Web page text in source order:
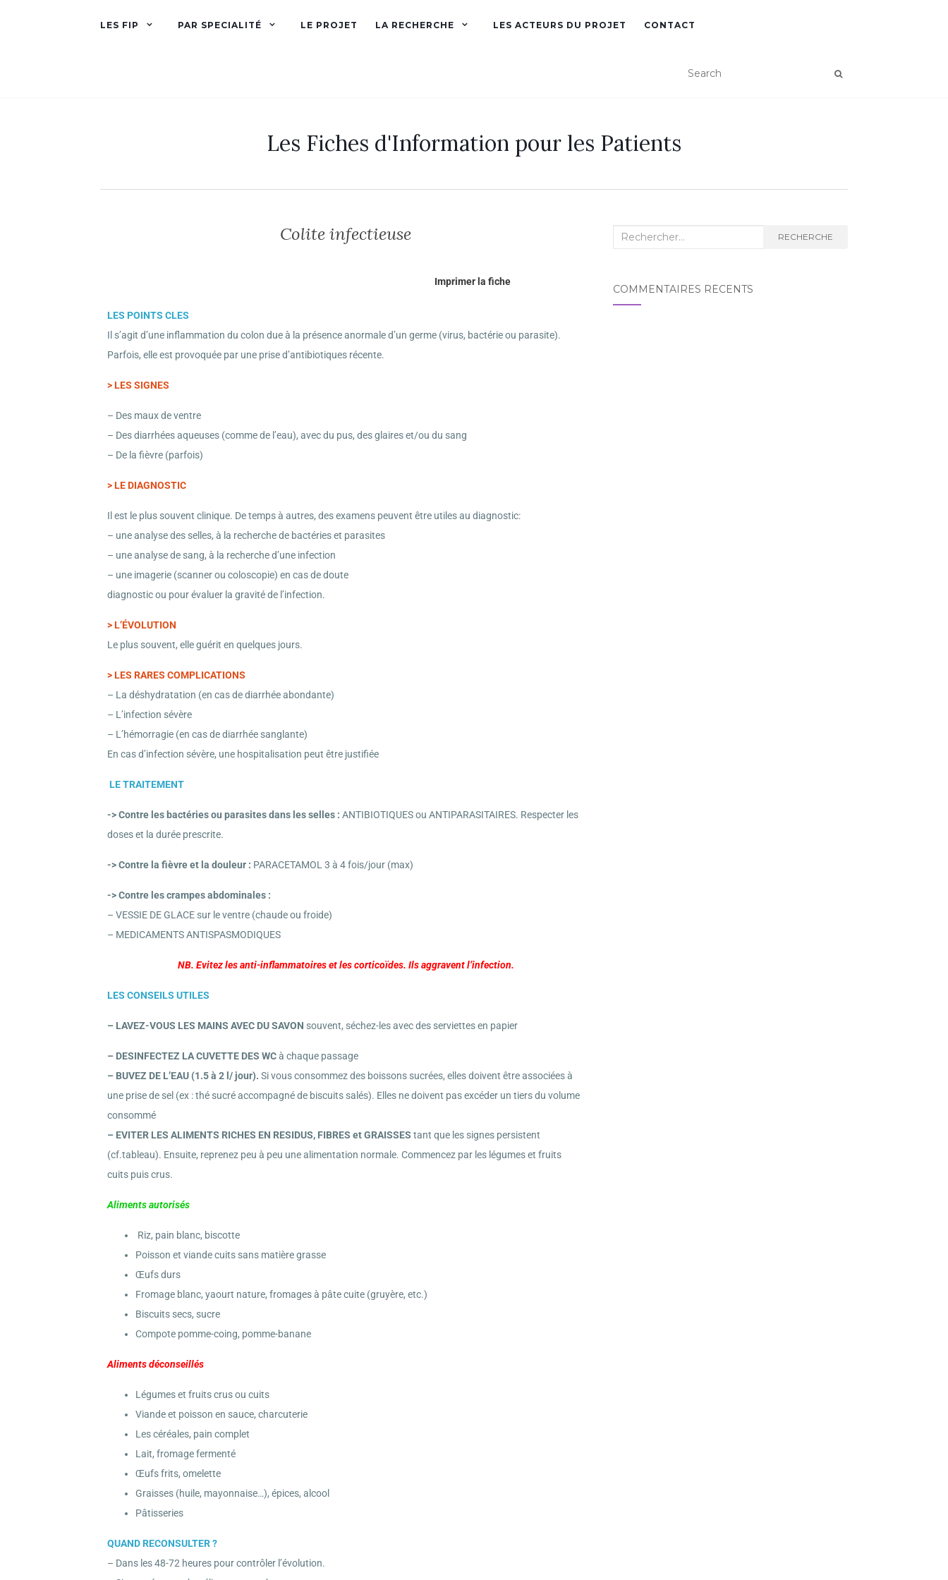
LES FIP PAR SPECIALITÉ LE PROJET LA RECHERCHE LES ACTEURS DU PROJET CONTACT
Les Fiches d'Information pour les Patients
Colite infectieuse
Imprimer la fiche
LES POINTS CLES
Il s’agit d’une inflammation du colon due à la présence anormale d’un germe (virus, bactérie ou parasite).
Parfois, elle est provoquée par une prise d’antibiotiques récente.
> LES SIGNES
– Des maux de ventre
– Des diarrhées aqueuses (comme de l’eau), avec du pus, des glaires et/ou du sang
– De la fièvre (parfois)
>LE DIAGNOSTIC
Il est le plus souvent clinique. De temps à autres, des examens peuvent être utiles au diagnostic:
– une analyse des selles, à la recherche de bactéries et parasites
– une analyse de sang, à la recherche d’une infection
– une imagerie (scanner ou coloscopie) en cas de doute
diagnostic ou pour évaluer la gravité de l’infection.
>L’ÉVOLUTION
Le plus souvent, elle guérit en quelques jours.
>LES RARES COMPLICATIONS
– La déshydratation (en cas de diarrhée abondante)
– L’infection sévère
– L’hémorragie (en cas de diarrhée sanglante)
En cas d’infection sévère, une hospitalisation peut être justifiée
LE TRAITEMENT
-> Contre les bactéries ou parasites dans les selles : ANTIBIOTIQUES ou ANTIPARASITAIRES. Respecter les
doses et la durée prescrite.
-> Contre la fièvre et la douleur : PARACETAMOL 3 à 4 fois/jour (max)
-> Contre les crampes abdominales :
– VESSIE DE GLACE sur le ventre (chaude ou froide)
– MEDICAMENTS ANTISPASMODIQUES
NB. Evitez les anti-inflammatoires et les corticoïdes. Ils aggravent l’infection.
LES CONSEILS UTILES
– LAVEZ-VOUS LES MAINS AVEC DU SAVON souvent, séchez-les avec des serviettes en papier
– DESINFECTEZ LA CUVETTE DES WCà chaque passage
– BUVEZ DE L’EAU (1.5 à 2 l/ jour). Si vous consommez des boissons sucrées, elles doivent être associées à
une prise de sel (ex : thé sucré accompagné de biscuits salés). Elles ne doivent pas excéder un tiers du volume
consommé
– EVITER LES ALIMENTS RICHES EN RESIDUS, FIBRES et GRAISSES tant que les signes persistent
(cf.tableau). Ensuite, reprenez peu à peu une alimentation normale. Commencez par les légumes et fruits
cuits puis crus.
Aliments autorisés
Riz, pain blanc, biscotte
Poisson et viande cuits sans matière grasse
Œufs durs
Fromage blanc, yaourt nature, fromages à pâte cuite (gruyère, etc.)
Biscuits secs, sucre
Compote pomme-coing, pomme-banane
Aliments déconseillés
Légumes et fruits crus ou cuits
Viande et poisson en sauce, charcuterie
Les céréales, pain complet
Lait, fromage fermenté
Œufs frits, omelette
Graisses (huile, mayonnaise…), épices, alcool
Pâtisseries
QUAND RECONSULTER ?
– Dans les 48-72 heures pour contrôler l’évolution.
RECHERCHE
COMMENTAIRES RÉCENTS